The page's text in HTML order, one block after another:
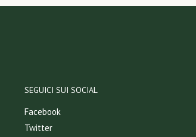
SEGUICI SUI SOCIAL
Facebook
Twitter